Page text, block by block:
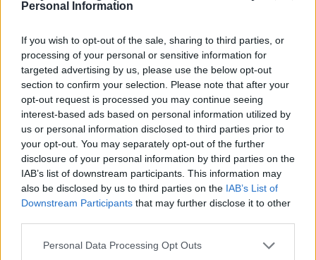
Personal Information
If you wish to opt-out of the sale, sharing to third parties, or
processing of your personal or sensitive information for
targeted advertising by us, please use the below opt-out
section to confirm your selection. Please note that after your
opt-out request is processed you may continue seeing
interest-based ads based on personal information utilized by
us or personal information disclosed to third parties prior to
your opt-out. You may separately opt-out of the further
disclosure of your personal information by third parties on the
IAB’s list of downstream participants. This information may
also be disclosed by us to third parties on the IAB’s List of
Downstream Participants that may further disclose it to other
Please note that this website/app uses one or more Google
Personal Data Processing Opt Outs
Zelensky spera in un miglioramento delle relazioni tra
Ungheria e Ucraina
Karácsony ha partecipato al Vertice Internazionale delle Città
e delle Regioni a Kyiv, un importante forum che riunisce i
leader locali e regionali e i partner internazionali per discutere
di resilienza, ricostruzione e protezione delle infrastrutture.
Durante la conferenza, Zelensky ha rivolto un saluto speciale
a Karácsony e ha espresso la speranza che le relazioni tra
Ungheria e Ucraina possano migliorare con il nuovo governo
ungherese.
riusciremo a migliorare le nostre relazioni con l’Ungheria.